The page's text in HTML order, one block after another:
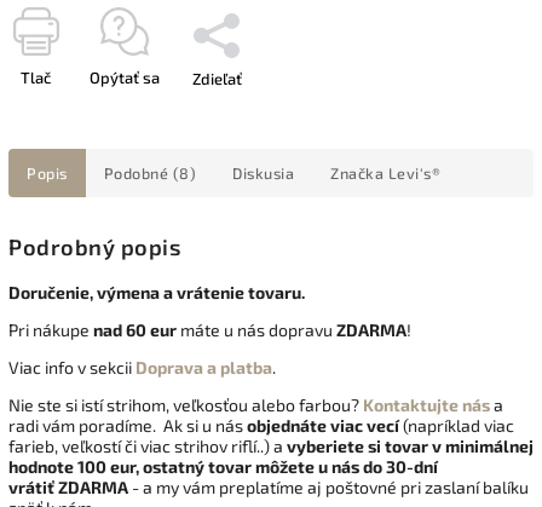
Tlač Opýtať sa Zdieľať
Popis Podobné (8) Diskusia Značka Levi's®
Podrobný popis
Doručenie, výmena a vrátenie tovaru.
Pri nákupe nad 60 eur máte u nás dopravu ZDARMA!
Viac info v sekcii Doprava a platba.
Nie ste si istí strihom, veľkosťou alebo farbou? Kontaktujte nása
radi vám poradíme. Ak si u násobjednáte viac vecí(napríklad viac
farieb, veľkostí či viac strihov riflí..) a vyberiete si tovar v minimálnej
hodnote 100 eur, ostatný tovar môžete u nás do 30-dní
vrátiťZDARMA - a my vám preplatíme aj poštovné pri zaslaní balíku